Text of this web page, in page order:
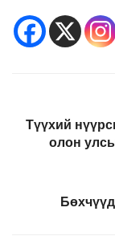
Түүхий
олон